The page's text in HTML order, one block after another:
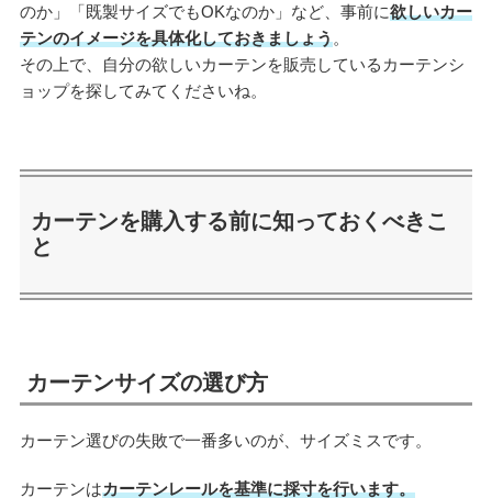
のか」「既製サイズでもOKなのか」など、事前に欲しいカー
テンのイメージを具体化しておきましょう。
その上で、自分の欲しいカーテンを販売しているカーテンシ
ョップを探してみてくださいね。
カーテンを購入する前に知っておくべきこ
と
カーテンサイズの選び方
カーテン選びの失敗で一番多いのが、サイズミスです。
カーテンはカーテンレールを基準に採寸を行います。